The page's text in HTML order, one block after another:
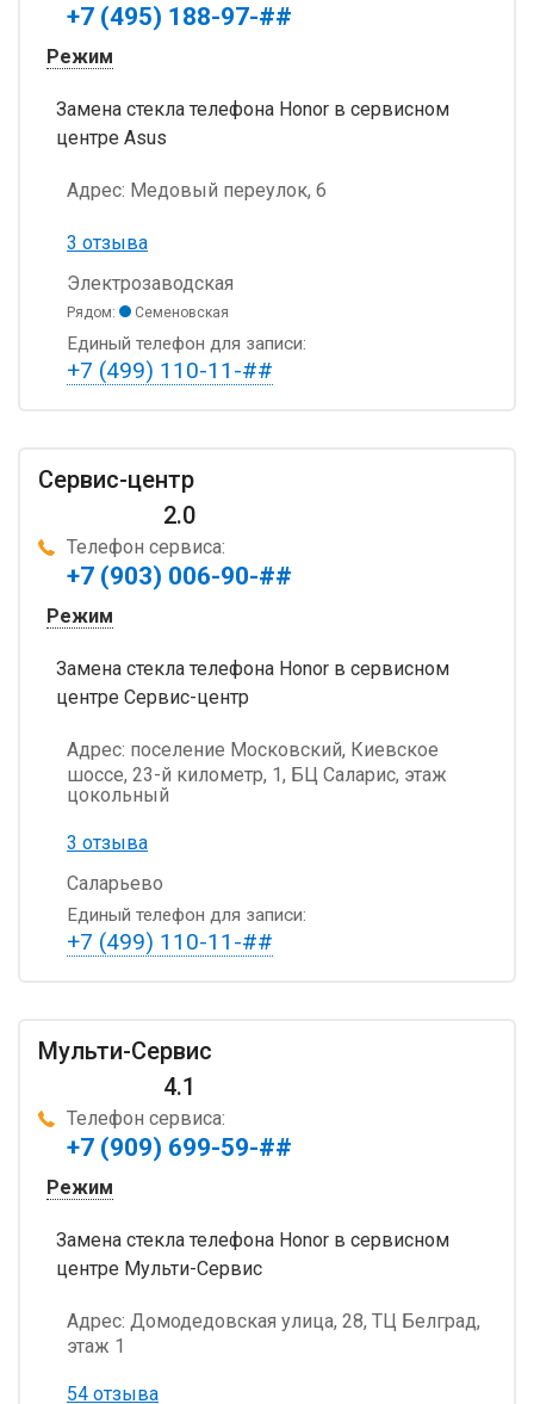
+7 (495) 188-97-##
Режим
Замена стекла телефона Honor в сервисном
центре Asus
Адрес: Медовый переулок, 6
3 отзыва
Электрозаводская
Рядом: Семеновская
Единый телефон для записи:
+7 (499) 110-11-##
Сервис-центр
2.0
Телефон сервиса:
+7 (903) 006-90-##
Режим
Замена стекла телефона Honor в сервисном
центре Сервис-центр
Адрес: поселение Московский, Киевское
шоссе, 23-й километр, 1, БЦ Саларис, этаж
цокольный
3 отзыва
Саларьево
Единый телефон для записи:
+7 (499) 110-11-##
Мульти-Сервис
4.1
Телефон сервиса:
+7 (909) 699-59-##
Режим
Замена стекла телефона Honor в сервисном
центре Мульти-Сервис
Адрес: Домодедовская улица, 28, ТЦ Белград,
этаж 1
54 отзыва